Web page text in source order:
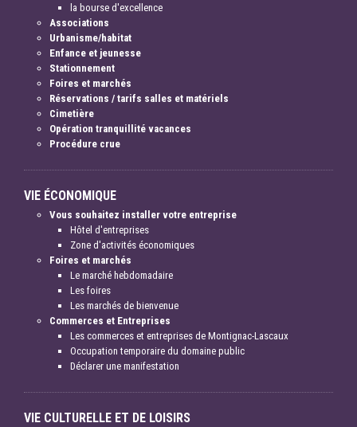
la bourse d'excellence
Associations
Urbanisme/habitat
Enfance et jeunesse
Stationnement
Foires et marchés
Réservations / tarifs salles et matériels
Cimetière
Opération tranquillité vacances
Procédure crue
VIE ÉCONOMIQUE
Vous souhaitez installer votre entreprise
Hôtel d'entreprises
Zone d'activités économiques
Foires et marchés
Le marché hebdomadaire
Les foires
Les marchés de bienvenue
Commerces et Entreprises
Les commerces et entreprises de Montignac-Lascaux
Occupation temporaire du domaine public
Déclarer une manifestation
VIE CULTURELLE ET DE LOISIRS